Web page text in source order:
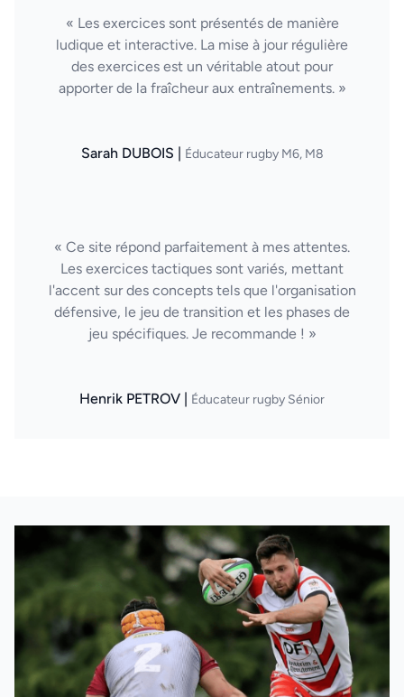
« Les exercices sont présentés de manière
ludique et interactive. La mise à jour régulière
des exercices est un véritable atout pour
apporter de la fraîcheur aux entraînements. »
Sarah DUBOIS | Éducateur rugby M6, M8
« Ce site répond parfaitement à mes attentes.
Les exercices tactiques sont variés, mettant
l'accent sur des concepts tels que l'organisation
défensive, le jeu de transition et les phases de
jeu spécifiques. Je recommande ! »
Henrik PETROV | Éducateur rugby Sénior